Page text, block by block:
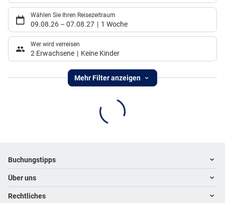
Wählen Sie Ihren Reisezeitraum
09.08.26 – 07.08.27 1 Woche
Wer wird verreisen
2 Erwachsene Keine Kinder
Mehr Filter anzeigen
Footer navigation
Buchungstipps
Warum im Reisebüro buchen
Hoteltipps
Über uns
Kontakt
Rechtliches